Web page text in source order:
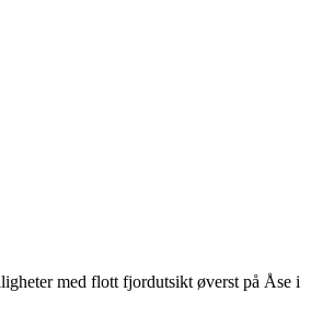
med flott fjordutsikt øverst på Åse i